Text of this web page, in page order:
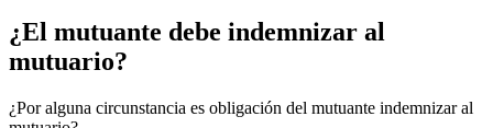
¿El mutuante debe indemnizar al
mutuario?
¿Por alguna circunstancia es obligación del mutuante indemnizar al